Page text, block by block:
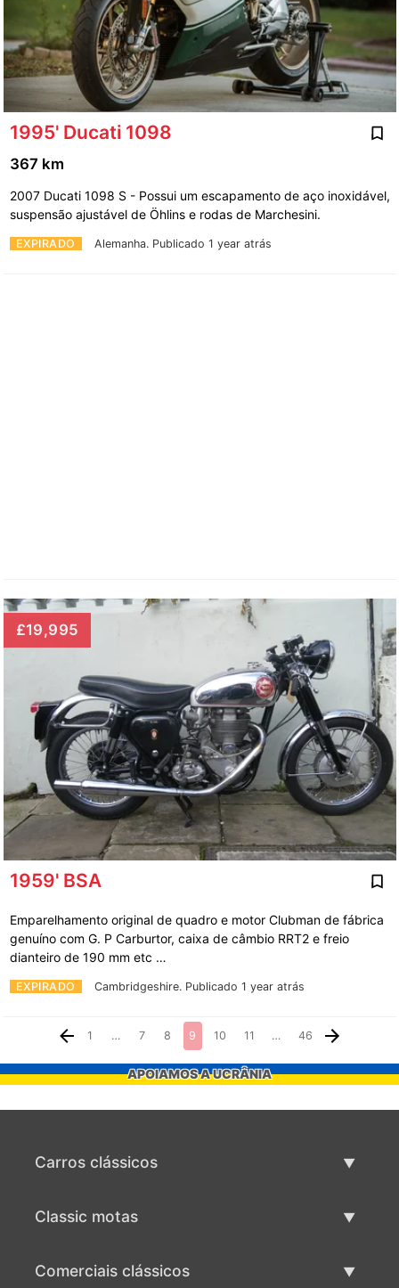
1995' Ducati 1098
EXPIRADO Alemanha. Publicado 1 year atrás
367 km
2007 Ducati 1098 S - Possui um escapamento de aço inoxidável,
suspensão ajustável de Öhlins e rodas de Marchesini.
£19,995
1959' BSA
EXPIRADO Cambridgeshire. Publicado 1 year atrás
Emparelhamento original de quadro e motor Clubman de fábrica
genuíno com G. P Carburtor, caixa de câmbio RRT2 e freio
dianteiro de 190 mm etc …
1 … 7 8 9 10 11 … 46
APOIAMOS A UCRÂNIA
Carros clássicos
Classic motas
Comerciais clássicos